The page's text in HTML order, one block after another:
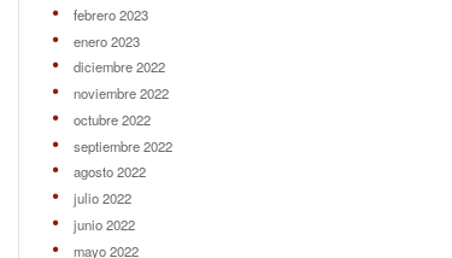
febrero 2023
enero 2023
diciembre 2022
noviembre 2022
octubre 2022
septiembre 2022
agosto 2022
julio 2022
junio 2022
mayo 2022